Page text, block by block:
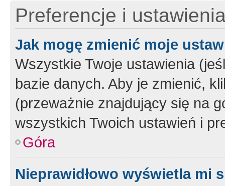
Preferencje i
Jak mogę zmienić moje
Wszystkie Twoje ustawienia
bazie danych. Aby je zmienić,
(przeważnie znajdujący się na
wszystkich Twoich ustawień i
Góra
Nieprawidłowo wyświetla mi